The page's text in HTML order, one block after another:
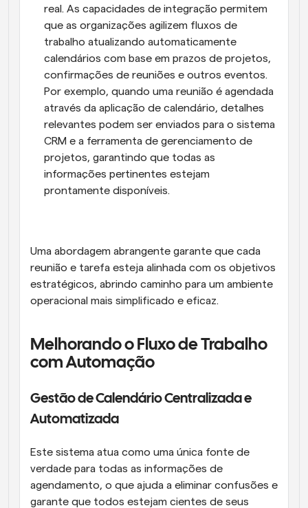
real. As capacidades de integração permitem
que as organizações agilizem fluxos de
trabalho atualizando automaticamente
calendários com base em prazos de projetos,
confirmações de reuniões e outros eventos.
Por exemplo, quando uma reunião é agendada
através da aplicação de calendário, detalhes
relevantes podem ser enviados para o sistema
CRM e a ferramenta de gerenciamento de
projetos, garantindo que todas as
informações pertinentes estejam
prontamente disponíveis.
Uma abordagem abrangente garante que cada
reunião e tarefa esteja alinhada com os objetivos
estratégicos, abrindo caminho para um ambiente
operacional mais simplificado e eficaz.
Melhorando o Fluxo de Trabalho
com Automação
Gestão de Calendário Centralizada e
Automatizada
Este sistema atua como uma única fonte de
verdade para todas as informações de
agendamento, o que ajuda a eliminar confusões e
garante que todos estejam cientes de seus